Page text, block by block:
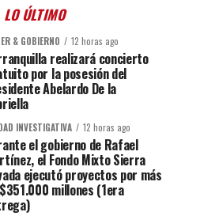
LO ÚLTIMO
& GOBIERNO 12 horas ago
realizará concierto
por la posesión del
Abelardo De la
INVESTIGATIVA 12 horas ago
el gobierno de Rafael
el Fondo Mixto Sierra
ejecutó proyectos por más
millones (1era